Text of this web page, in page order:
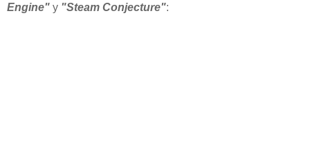
Engine" y "Steam Conjecture":